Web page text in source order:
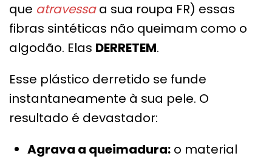
que atravessaa sua roupa FR) essas
fibras sintéticas não queimam como o
algodão. Elas DERRETEM.
Esse plástico derretido se funde
instantaneamente à sua pele. O
resultado é devastador:
Agrava a queimadura: o material